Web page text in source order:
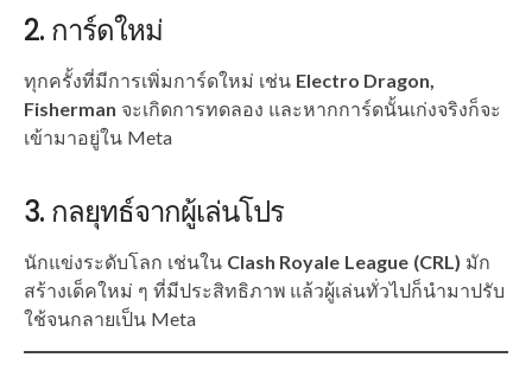
2. การ์ดใหม่
ทุกครั้งที่มีการเพิ่มการ์ดใหม่ เช่น Electro Dragon,
Fisherman จะเกิดการทดลอง และหากการ์ดนั้นเก่งจริงก็จะ
เข้ามาอยู่ใน Meta
3. กลยุทธ์จากผู้เล่นโปร
นักแข่งระดับโลก เช่นใน Clash Royale League (CRL) มัก
สร้างเด็คใหม่ ๆ ที่มีประสิทธิภาพ แล้วผู้เล่นทั่วไปก็นำมาปรับ
ใช้จนกลายเป็น Meta